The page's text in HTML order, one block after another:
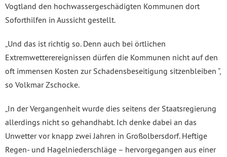
Vogtland den hochwassergeschädigten Kommunen dort
Soforthilfen in Aussicht gestellt.
„Und das ist richtig so. Denn auch bei örtlichen
Extremwetterereignissen dürfen die Kommunen nicht auf den
oft immensen Kosten zur Schadensbeseitigung sitzenbleiben “,
so Volkmar Zschocke.
„In der Vergangenheit wurde dies seitens der Staatsregierung
allerdings nicht so gehandhabt. Ich denke dabei an das
Unwetter vor knapp zwei Jahren in Großolbersdorf. Heftige
Regen- und Hagelniederschläge – hervorgegangen aus einer